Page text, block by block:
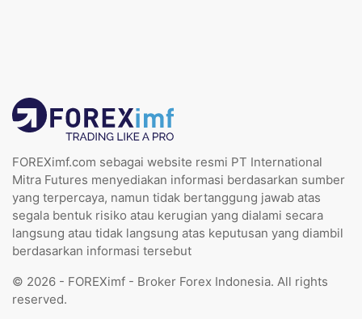
FOREXimf.com sebagai website resmi PT International
Mitra Futures menyediakan informasi berdasarkan sumber
yang terpercaya, namun tidak bertanggung jawab atas
segala bentuk risiko atau kerugian yang dialami secara
langsung atau tidak langsung atas keputusan yang diambil
berdasarkan informasi tersebut
© 2026 - FOREXimf - Broker Forex Indonesia. All rights
reserved.